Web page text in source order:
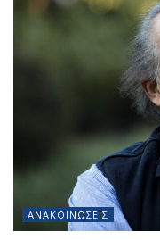
ΑΝΑΚΟΙΝΏΣΕΙΣ